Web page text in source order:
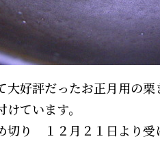
大好評だったお正月用の栗
ています。
切り １２月２１日より受